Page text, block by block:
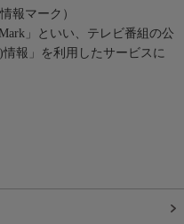
報マーク）
」といい、テレビ番組の公
報」を利用したサービスに